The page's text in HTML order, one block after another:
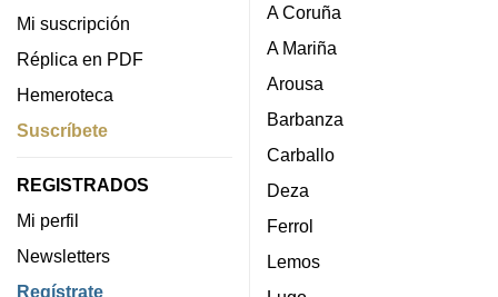
Mi suscripción
Réplica en PDF
Hemeroteca
Suscríbete
REGISTRADOS
Mi perfil
Newsletters
Regístrate
A Coruña
A Mariña
Arousa
Barbanza
Carballo
Deza
Ferrol
Lemos